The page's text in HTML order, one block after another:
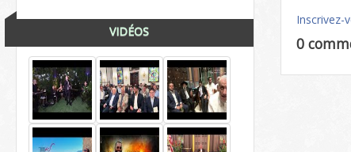
VIDÉOS
Inscrivez-
0